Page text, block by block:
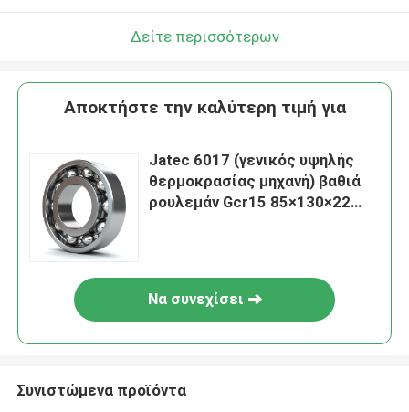
Δείτε περισσότερων
Αποκτήστε την καλύτερη τιμή για
Jatec 6017 (γενικός υψηλής
θερμοκρασίας μηχανή) βαθιά
ρουλεμάν Gcr15 85×130×22
Να συνεχίσει
Συνιστώμενα προϊόντα